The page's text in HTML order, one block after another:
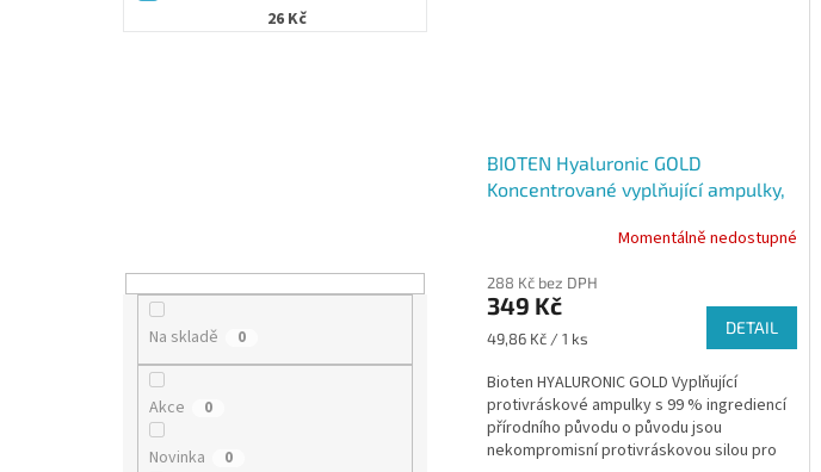
26 Kč
Na skladě 0
Akce 0
Novinka 0
BIOTEN Hyaluronic GOLD
Koncentrované vyplňující ampulky,
Momentálně nedostupné
288 Kč bez DPH
349 Kč
Měrná
49,86 Kč / 1 ks
DETAIL
Bioten HYALURONIC GOLD Vyplňující
protivráskové ampulky s 99 % ingrediencí
přírodního původu o původu jsou
nekompromisní protivráskovou silou pro